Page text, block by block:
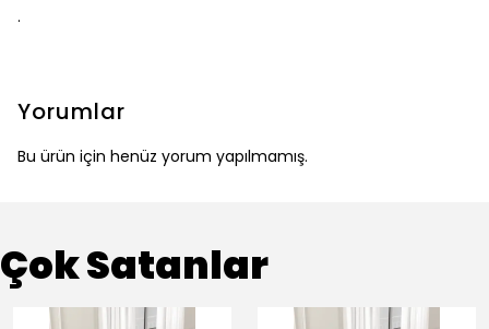
.
Yorumlar
Bu ürün için henüz yorum yapılmamış.
Çok Satanlar